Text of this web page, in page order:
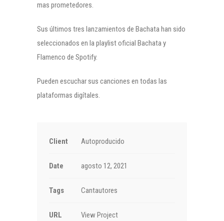
mas prometedores.
Sus últimos tres lanzamientos de Bachata han sido
seleccionados en la playlist oficial Bachata y
Flamenco de Spotify.
Pueden escuchar sus canciones en todas las
plataformas digítales.
Client Autoproducido
Date agosto 12, 2021
Tags Cantautores
URL View Project